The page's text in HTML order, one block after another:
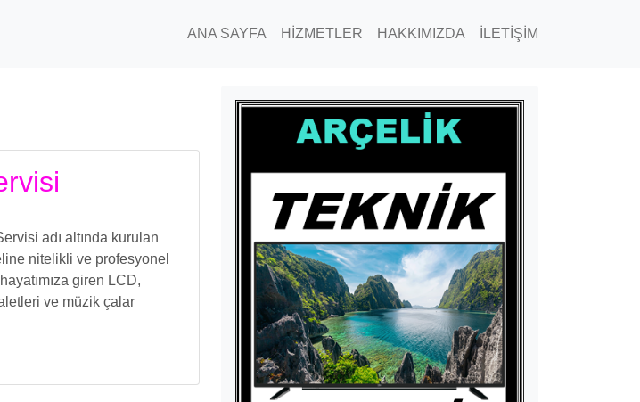
ANA SAYFA HİZMETLER HAKKIMIZDA İLETİŞİM
adı altında kurulan
nitelikli ve profesyonel
giren LCD,
ve müzik çalar